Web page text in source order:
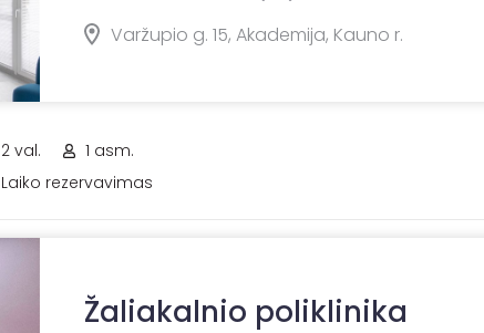
Varžupio g. 15, Akademija, Kauno r.
2 val.
1 asm.
Laiko rezervavimas
Žaliakalnio poliklinika